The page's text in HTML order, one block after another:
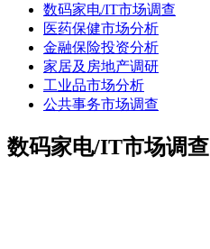
数码家电/IT市场调查
医药保健市场分析
金融保险投资分析
家居及房地产调研
工业品市场分析
公共事务市场调查
数码家电/IT市场调查